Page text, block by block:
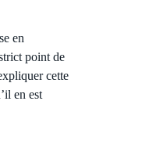
en
point de
cette
en est